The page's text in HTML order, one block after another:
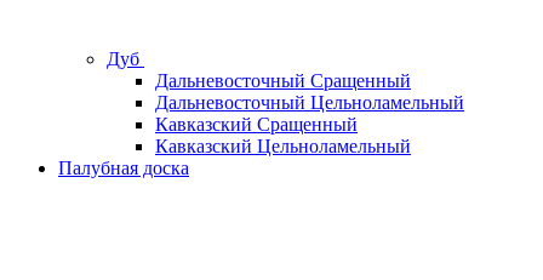
Дуб
Дальневосточный Сращенный
Дальневосточный Цельноламельный
Кавказский Сращенный
Кавказский Цельноламельный
Палубная доска